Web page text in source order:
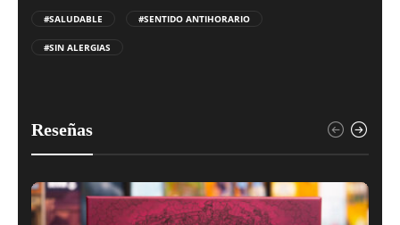
#SALUDABLE #SENTIDO ANTIHORARIO
#SIN ALERGIAS
Reseñas